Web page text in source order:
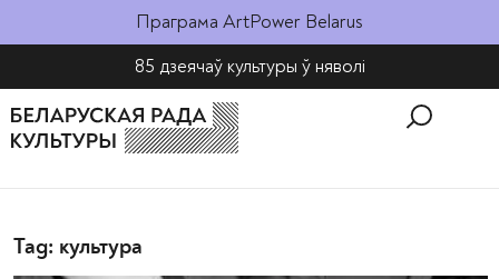
Праграма ArtPower Belarus
85 дзеячаў культуры ў няволі​
Tag: культура